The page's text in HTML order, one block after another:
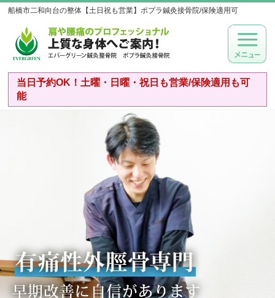
船橋市二和向台の整体【土日祝も営業】ポプラ鍼灸接骨院/保険適用可
当日予約OK！土曜・日曜・祝日も営業/保険適用も可
能